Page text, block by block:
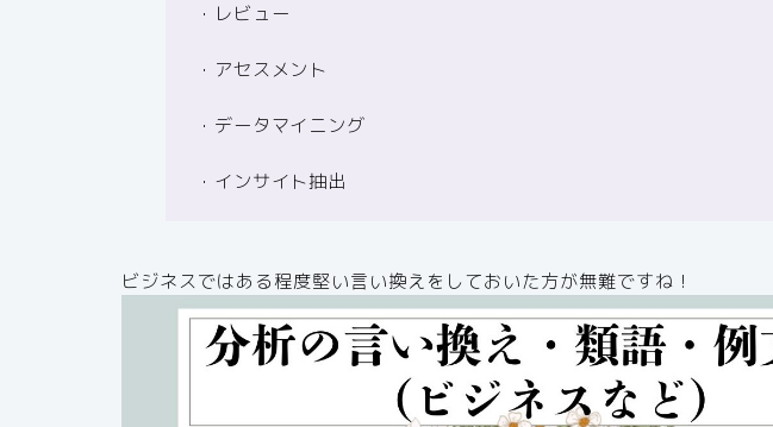
・レビュー
・アセスメント
・データマイニング
・インサイト抽出
ビジネスではある程度堅い言い換えをしておいた方が無難ですね！